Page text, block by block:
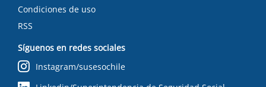
Condiciones de uso
RSS
Síguenos en redes sociales
Instagram/susesochile